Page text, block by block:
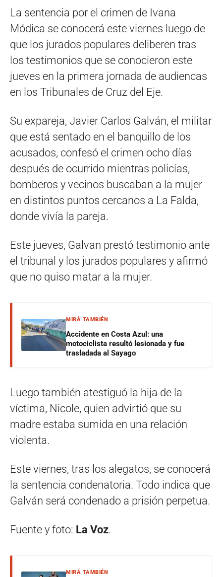
La sentencia por el crimen de Ivana
Módica se conocerá este viernes luego de
que los jurados populares deliberen tras
los testimonios que se conocieron este
jueves en la primera jornada de audiencas
en los Tribunales de Cruz del Eje.
Su expareja, Javier Carlos Galván, el militar
que está sentado en el banquillo de los
acusados, confesó el crimen ocho días
después de ocurrido mientras policías,
bomberos y vecinos buscaban a la mujer
en distintos puntos cercanos a La Falda,
donde vivía la pareja.
Este jueves, Galvan prestó testimonio ante
el tribunal y los jurados populares y afirmó
que no quiso matar a la mujer.
MIRÁ TAMBIÉN
Accidente en Costa Azul: una
motociclista resultó lesionada y fue
trasladada al Sayago
Luego también atestiguó la hija de la
víctima, Nicole, quien advirtió que su
madre estaba sumida en una relación
violenta.
Este viernes, tras los alegatos, se conocerá
la sentencia condenatoria. Todo indica que
Galván será condenado a prisión perpetua.
Fuente y foto: La Voz.
MIRÁ TAMBIÉN